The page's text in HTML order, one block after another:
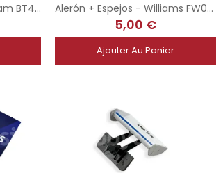
Alerón + Espejos - Brabham BT44 1976 - G. Edwards Alerón + Espejos - Williams FW07 1980 - G. Lees
5,00 €
Ajouter Au Panier